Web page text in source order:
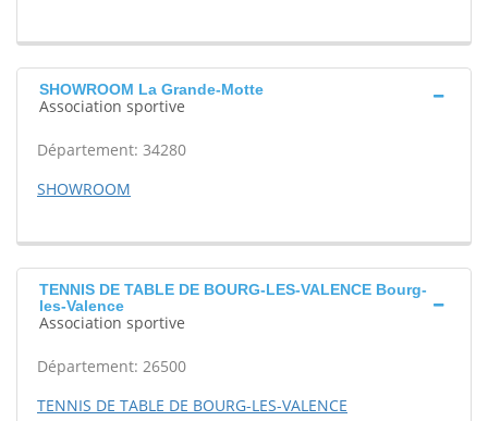
SHOWROOM La Grande-Motte
Association sportive
Département: 34280
SHOWROOM
TENNIS DE TABLE DE BOURG-LES-VALENCE Bourg-
les-Valence
Association sportive
Département: 26500
TENNIS DE TABLE DE BOURG-LES-VALENCE